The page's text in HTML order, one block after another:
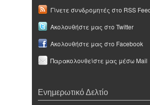
Γίνετε συνδρομητές στο RSS
Ακολουθήστε μας στο Twitter
Ακολουθήστε μας στο Facebook
Παρακολουθείστε μας μέσω Mail
Ενημερωτικό Δελτίο